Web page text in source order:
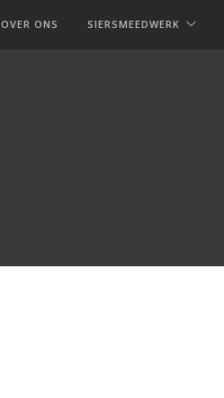
OVER ONS SIERSMEEDWERK